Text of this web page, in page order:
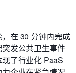
在 30 分钟内完成
发公共卫生事件
了行业化 PaaS